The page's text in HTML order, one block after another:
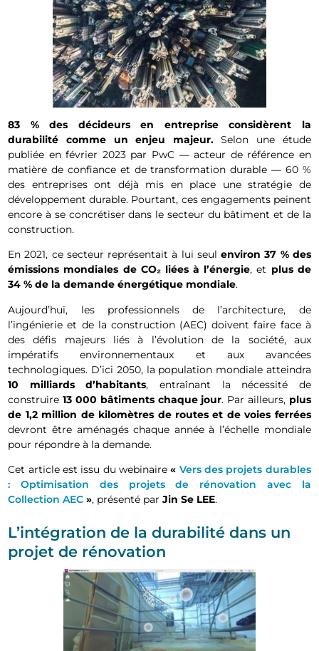
83 % des décideurs en entreprise considèrent la
durabilité comme un enjeu majeur.Selon une étude
publiée en février 2023 par PwC — acteur de référence en
matière de confiance et de transformation durable — 60 %
des entreprises ont déjà mis en place une stratégie de
développement durable. Pourtant, ces engagements peinent
encore à se concrétiser dans le secteur du bâtiment et de la
construction.
En 2021, ce secteur représentait à lui seulenviron 37 % des
émissions mondiales de CO₂ liées à l’énergie, et plus de
34 % de la demande énergétique mondiale.
Aujourd’hui, les professionnels de l’architecture, de
l’ingénierie et de la construction (AEC) doivent faire face à
des défis majeurs liés à l’évolution de la société, aux
impératifs environnementaux et aux avancées
technologiques. D’ici 2050, la population mondiale atteindra
10 milliards d’habitants, entraînant la nécessité de
construire13 000 bâtiments chaque jour. Par ailleurs, plus
de 1,2 million de kilomètres de routes et de voies ferrées
devront être aménagés chaque année à l’échelle mondiale
pour répondre à la demande.
Cet article est issu du webinaire« Vers des projets durables
: Optimisation des projets de rénovation avec la
Collection AEC », présenté parJin Se LEE.
L’intégration de la durabilité dans un
projet de rénovation